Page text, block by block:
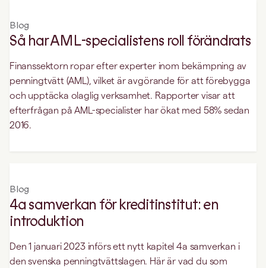
Blog
Så har AML-specialistens roll förändrats
Finanssektorn ropar efter experter inom bekämpning av
penningtvätt (AML), vilket är avgörande för att förebygga
och upptäcka olaglig verksamhet. Rapporter visar att
efterfrågan på AML-specialister har ökat med 58% sedan
2016.
Blog
4a samverkan för kreditinstitut: en
introduktion
Den 1 januari 2023 införs ett nytt kapitel 4a samverkan i
den svenska penningtvättslagen. Här är vad du som